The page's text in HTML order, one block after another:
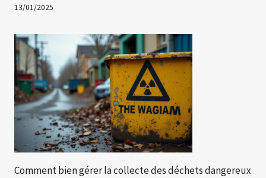
13/01/2025
Comment bien gérer la collecte des déchets dangereux